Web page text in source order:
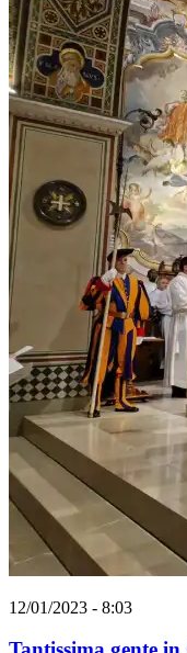
12/01/2023 - 8:03